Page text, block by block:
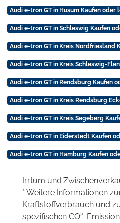
Audi e-tron GT in Husum Kaufen oder
Audi e-tron GT in Schleswig Kaufen
Audi e-tron GT in Kreis Nordfriesland
Audi e-tron GT in Kreis Schleswig-
Audi e-tron GT in Rendsburg Kaufen
Audi e-tron GT in Kreis Rendsburg
Audi e-tron GT in Kreis Segeberg
Audi e-tron GT in Eiderstedt Kaufen
Audi e-tron GT in Hamburg Kaufen
Irrtum und
* Weitere Informationen
Kraftstoffverbrauch und
spezifischen CO2-